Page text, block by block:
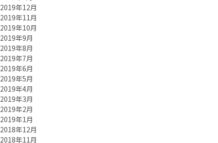
2019年12月
2019年11月
2019年10月
2019年9月
2019年8月
2019年7月
2019年6月
2019年5月
2019年4月
2019年3月
2019年2月
2019年1月
2018年12月
2018年11月